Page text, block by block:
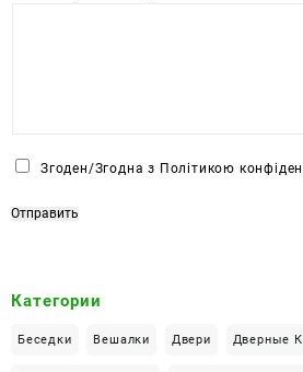
Ч
к
с
Згоден/Згодна з Політикою
Отправить
Категории
Беседки Вешалки Двери Дверные